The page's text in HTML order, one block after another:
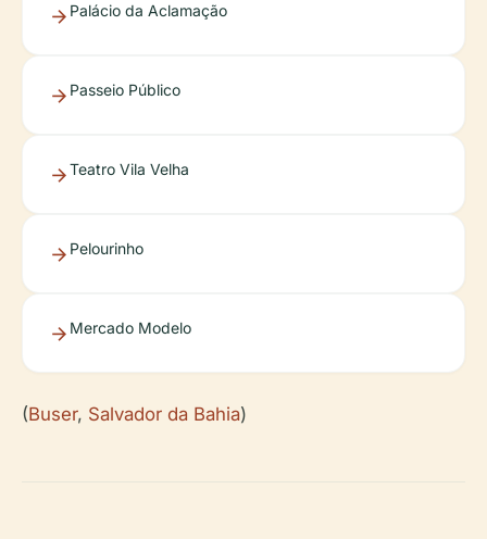
Palácio da Aclamação
Passeio Público
Teatro Vila Velha
Pelourinho
Mercado Modelo
(Buser, Salvador da Bahia)